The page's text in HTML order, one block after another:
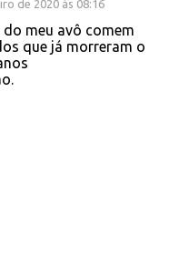
de 2020 às 08:16
meu avô comem
que já morreram o